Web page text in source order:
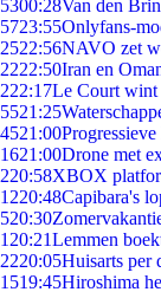
5300:28Van den
5723:55Onlyfans-
2522:56NAVO zet
2222:50Iran en
222:17Le Court wint
5521:25
4521:00
1621:00Drone met
220:58XBOX
1220:48Capibara's
520:30
1 20:21Lemmen
2220:05Huisarts per
1519:45Hiroshima